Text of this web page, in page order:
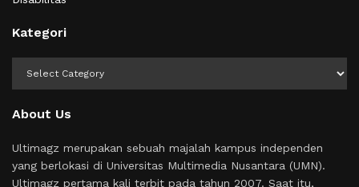
Kategori
About Us
Ultimagz merupakan sebuah majalah kampus independen
yang berlokasi di Universitas Multimedia Nusantara (UMN).
Ultimagz pertama kali terbit pada tahun 2007. Saat itu,